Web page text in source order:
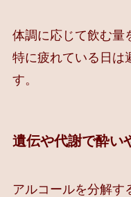
体調に応じて飲む量
特に疲れている日は
す。
遺伝や代謝で酔い
アルコールを分解す